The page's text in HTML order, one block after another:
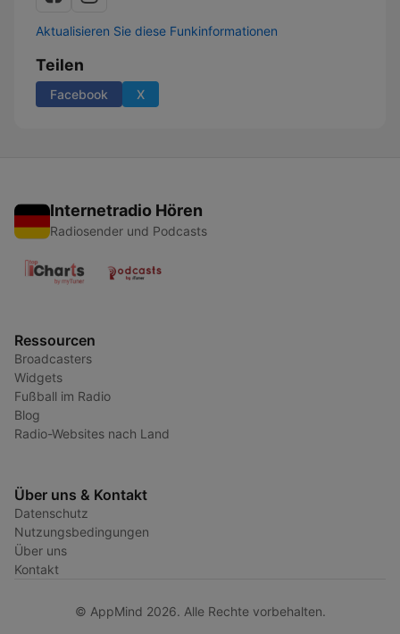
Aktualisieren Sie diese Funkinformationen
Teilen
Facebook X
Internetradio Hören
Radiosender und Podcasts
Ressourcen
Broadcasters
Widgets
Fußball im Radio
Blog
Radio-Websites nach Land
Über uns & Kontakt
Datenschutz
Nutzungsbedingungen
Über uns
Kontakt
© AppMind 2026. Alle Rechte vorbehalten.